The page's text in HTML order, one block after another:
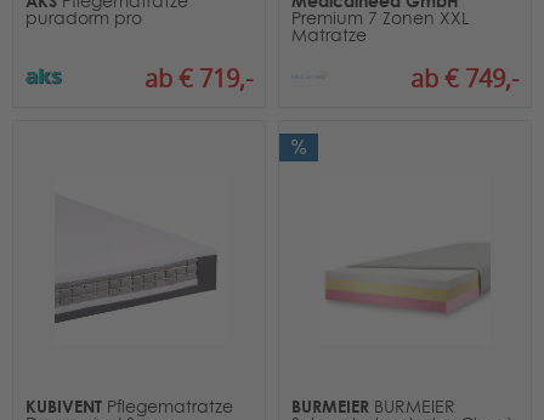
puradorm pro
ab € 719,-
Premium 7 Zonen XXL
Matratze
ab € 749,-
KUBIVENT Pflegematratze BURMEIER BURMEIER